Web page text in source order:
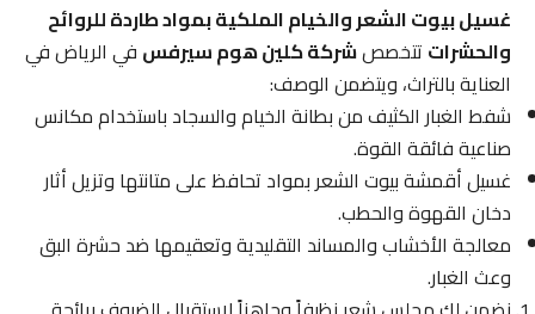
غسيل بيوت الشعر والخيام الملكية بمواد طاردة للروائح
والحشراتتتخصصشركة كلين هوم سيرفسفي الرياض في
العناية بالتراث، ويتضمن الوصف:
شفط الغبار الكثيف من بطانة الخيام والسجاد باستخدام مكانس
صناعية فائقة القوة.
غسيل أقمشة بيوت الشعر بمواد تحافظ على متانتها وتزيل أثار
دخان القهوة والحطب.
معالجة الأخشاب والمساند التقليدية وتعقيمها ضد حشرة البق
وعث الغبار.